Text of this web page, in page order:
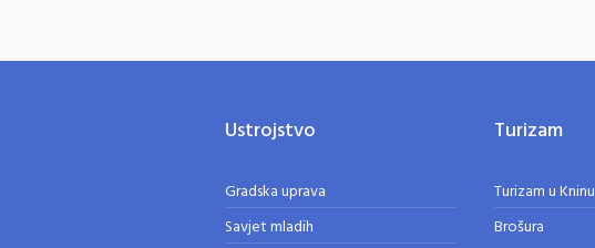
Ustrojstvo
Gradska uprava
Savjet mladih
Turizam
Turizam u Kninu
Brošura